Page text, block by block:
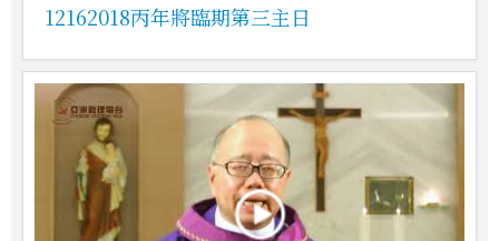
12162018丙年將臨期第三主日